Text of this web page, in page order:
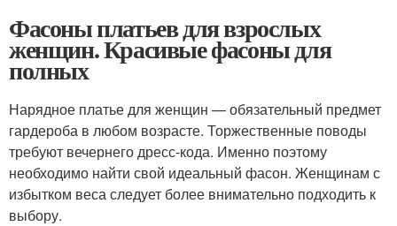
Фасоны платьев для взрослых
женщин. Красивые фасоны для
полных
Нарядное платье для женщин — обязательный предмет
гардероба в любом возрасте. Торжественные поводы
требуют вечернего дресс-кода. Именно поэтому
необходимо найти свой идеальный фасон. Женщинам с
избытком веса следует более внимательно подходить к
выбору.